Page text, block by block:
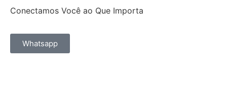
Conectamos Você ao Que Importa
Whatsapp